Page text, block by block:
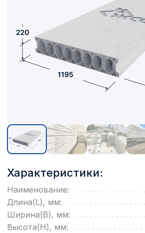
Характеристики:
Наименование:
Длина(L), мм:
Ширина(B), мм:
Высота(H), мм: